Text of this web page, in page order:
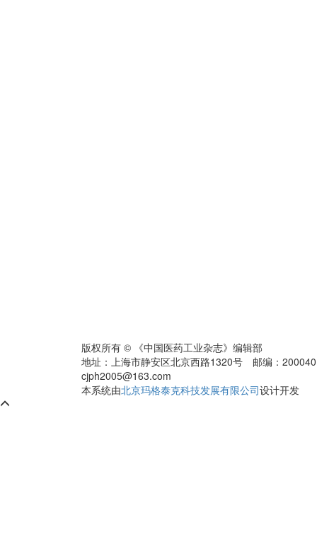
版权所有 © 《中国医药工业杂志》编辑部
地址：上海市静安区北京西路1320号 邮编：
cjph2005@163.com
本系统由北京玛格泰克科技发展有限公司设计开发